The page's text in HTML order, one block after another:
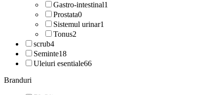
Gastro-intestinal1
Prostata0
Sistemul urinar1
Tonus2
scrub4
Seminte18
Uleiuri esentiale66
Branduri